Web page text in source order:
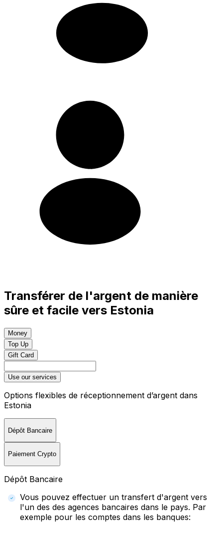
Transférer de l'argent de manière
sûre et facile vers Estonia
Money
Top Up
Gift Card
Use our services
Options flexibles de réceptionnement d’argent dans
Estonia
Dépôt Bancaire
Paiement Crypto
Dépôt Bancaire
Vous pouvez effectuer un transfert d'argent vers
l'un des des agences bancaires dans le pays. Par
exemple pour les comptes dans les banques: